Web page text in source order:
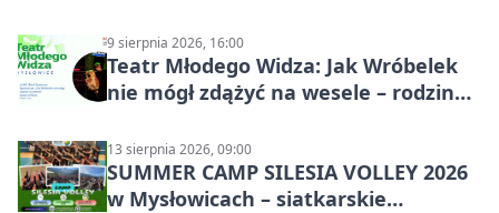
9 sierpnia 2026, 16:00
Teatr Młodego Widza: Jak Wróbelek
nie mógł zdążyć na wesele – rodzinny
13 sierpnia 2026, 09:00
SUMMER CAMP SILESIA VOLLEY 2026
w Mysłowicach – siatkarskie